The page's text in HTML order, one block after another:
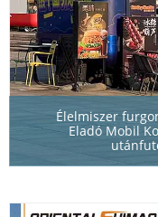
Élelmiszer
Eladó Mobil